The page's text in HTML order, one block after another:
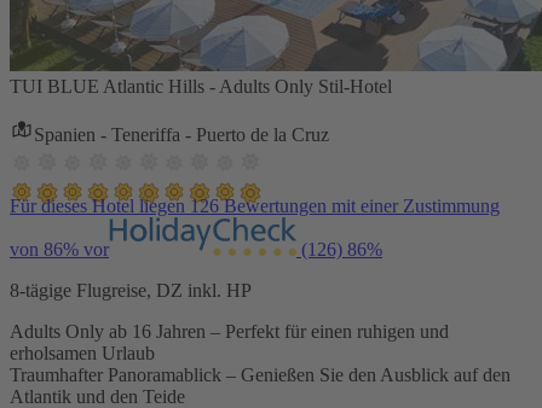
TUI BLUE Atlantic Hills - Adults Only Stil-Hotel
Spanien - Teneriffa - Puerto de la Cruz
Für dieses Hotel liegen 126 Bewertungen mit einer Zustimmung
von 86% vor (126) 86%
8-tägige Flugreise, DZ inkl. HP
Adults Only ab 16 Jahren – Perfekt für einen ruhigen und
erholsamen Urlaub
Traumhafter Panoramablick – Genießen Sie den Ausblick auf den
Atlantik und den Teide